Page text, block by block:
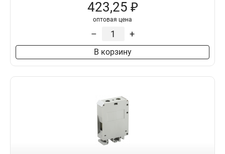
423,25 ₽
оптовая цена
– +
В корзину